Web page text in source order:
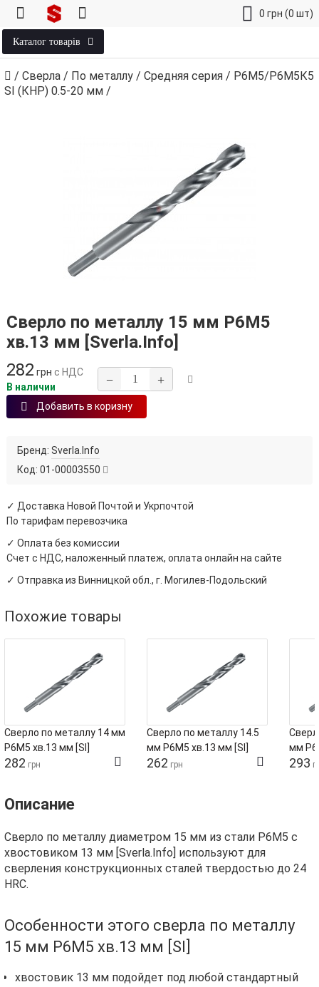
0 грн (0 шт)
Каталог товарів
/ Сверла / По металлу / Средняя серия / Р6М5/Р6М5К5
SI (КНР) 0.5‑20 мм /
Сверло по металлу 15 мм Р6М5
хв.13 мм [Sverla.Info]
282 грн с НДС
В наличии
− +
Добавить в коризну
Бренд: Sverla.Info
Код: 01-00003550
✓ Доставка Новой Почтой и Укрпочтой
По тарифам перевозчика
✓ Оплата без комиссии
Счет с НДС, наложенный платеж, оплата онлайн на сайте
✓ Отправка из Винницкой обл., г. Могилев-Подольский
Похожие товары
Сверло по металлу 14 мм
Р6М5 хв.13 мм [SI]
282 грн
Сверло по металлу 14.5
мм Р6М5 хв.13 мм [SI]
262 грн
мм
293
Описание
Сверло по металлу диаметром 15 мм из стали Р6М5 с
хвостовиком 13 мм [Sverla.Info] используют для
сверления конструкционных сталей твердостью до 24
HRC.
Особенности этого сверла по металлу
15 мм Р6М5 хв.13 мм [SI]
хвостовик 13 мм подойдет под любой стандартный